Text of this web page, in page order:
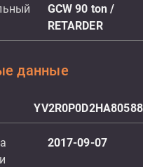
GCW 90 ton /
RETARDER
данные
2017-09-07